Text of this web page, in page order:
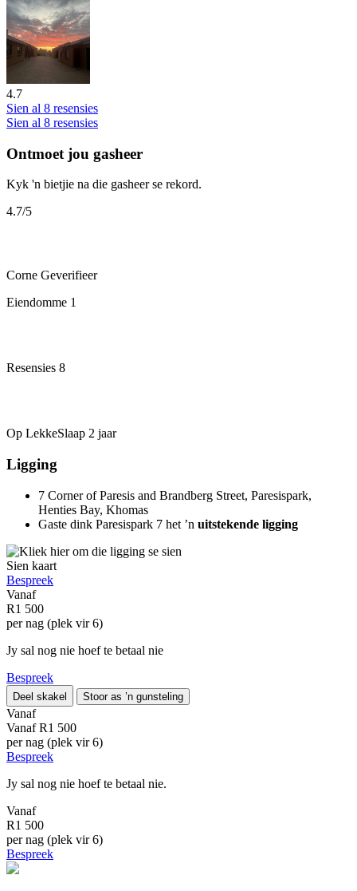
4.7
Sien al 8 resensies
Sien al 8 resensies
Ontmoet jou gasheer
Kyk 'n bietjie na die gasheer se rekord.
4.7/5
Corne Geverifieer
Eiendomme 1
Resensies 8
Op LekkeSlaap 2 jaar
Ligging
7 Corner of Paresis and Brandberg Street, Paresispark,
Henties Bay, Khomas
Gaste dink Paresispark 7 het ’n uitstekende ligging
Sien kaart
Bespreek
Vanaf
R1 500
per nag (plek vir 6)
Jy sal nog nie hoef te betaal nie
Bespreek
Deel skakel Stoor as ’n gunsteling
Vanaf
Vanaf R1 500
per nag (plek vir 6)
Bespreek
Jy sal nog nie hoef te betaal nie.
Vanaf
R1 500
per nag (plek vir 6)
Bespreek